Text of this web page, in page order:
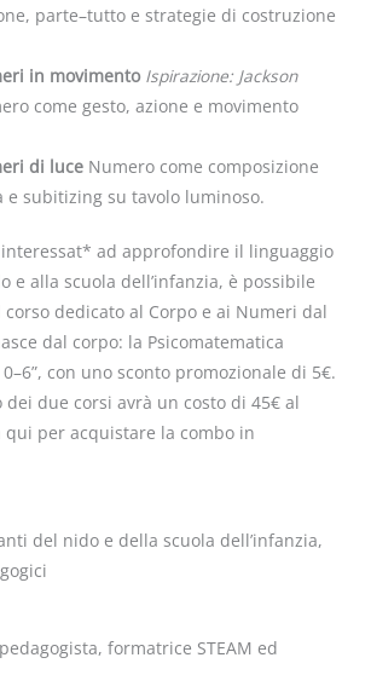
parte–tutto e strategie di costruzione
in movimento Ispirazione: Jackson
come gesto, azione e movimento
di luce Numero come composizione
e subitizing su tavolo luminoso.
interessat* ad approfondire il linguaggio
e alla scuola dell’infanzia, è possibile
dedicato al Corpo e ai Numeri dal
dal corpo: la Psicomatematica
con uno sconto promozionale di 5€.
dei due corsi avrà un costo di 45€ al
qui per acquistare la combo in
del nido e della scuola dell’infanzia,
formatrice STEAM ed